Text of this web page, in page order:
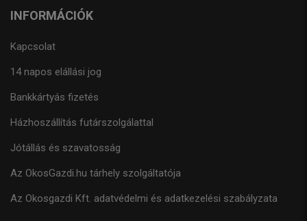
INFORMÁCIÓK
Kapcsolat
14 napos elállási jog
Bankkártyás fizetés
Házhoszállítás futárszolgálattal
Jótállás és szavatosság
Az OkosGazdi.hu tárhely szolgáltatója
Az Okosgazdi Kft. adatvédelmi és adatkezelési szabályzata